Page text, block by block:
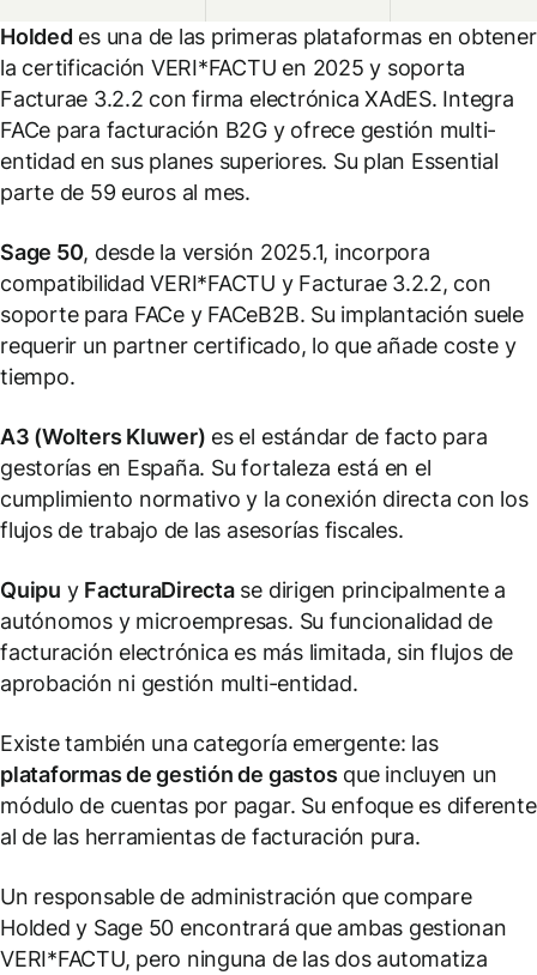
Holded es una de las primeras plataformas en obtener
la certificación VERI*FACTU en 2025 y soporta
Facturae 3.2.2 con firma electrónica XAdES. Integra
FACe para facturación B2G y ofrece gestión multi-
entidad en sus planes superiores. Su plan Essential
parte de 59 euros al mes.
Sage 50, desde la versión 2025.1, incorpora
compatibilidad VERI*FACTU y Facturae 3.2.2, con
soporte para FACe y FACeB2B. Su implantación suele
requerir un partner certificado, lo que añade coste y
tiempo.
A3 (Wolters Kluwer) es el estándar de facto para
gestorías en España. Su fortaleza está en el
cumplimiento normativo y la conexión directa con los
flujos de trabajo de las asesorías fiscales.
Quipu y FacturaDirectase dirigen principalmente a
autónomos y microempresas. Su funcionalidad de
facturación electrónica es más limitada, sin flujos de
aprobación ni gestión multi-entidad.
Existe también una categoría emergente: las
plataformas de gestión de gastos que incluyen un
módulo de cuentas por pagar. Su enfoque es diferente
al de las herramientas de facturación pura.
Un responsable de administración que compare
Holded y Sage 50 encontrará que ambas gestionan
VERI*FACTU, pero ninguna de las dos automatiza